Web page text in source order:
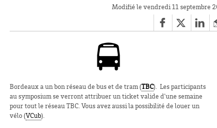
Modifié le vendredi 11 septembre
Bordeaux a un bon réseau de bus et de tram (TBC). Les participants
au symposium se verront attribuer un ticket valide d'une semaine
pour tout le réseau TBC. Vous avez aussi la possibilité de louer un
vélo (VCub).